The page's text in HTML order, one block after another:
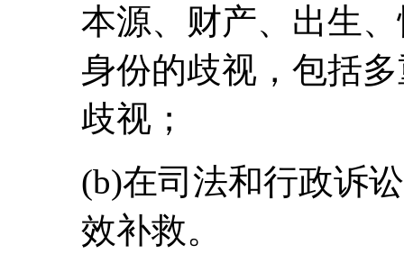
本源、财产、出生
身份的歧视，包括
歧视；
(b)在司法和行政诉
效补救。